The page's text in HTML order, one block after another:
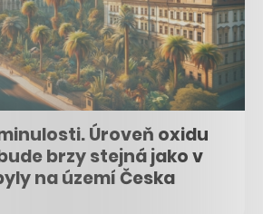
Úroveň oxidu
brzy stejná jako v
na území Česka